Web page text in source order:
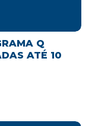
Q
ATÉ 10